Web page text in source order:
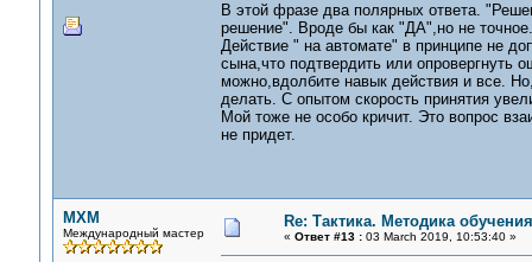
В этой фразе два полярных ответа.
решение". Вроде бы как "ДА",но не точное.
Действие " на автомате" в принципе не
сына,что подтвердить или опровергнуть
можно,вдолбите навык действия и все.
делать. С опытом скорость принятия
Мой тоже не особо кричит. Это вопрос
не придет.
MXM
Международный мастер
Re: Тактика. Методика обучения
« Ответ #13 :03 March 2019, 10:53:40 »